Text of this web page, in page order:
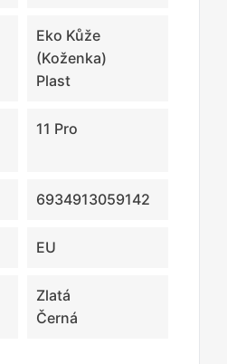
Eko Kůže
(koženka)
Plast
11 Pro
6934913059142
EU
Zlatá
Černá